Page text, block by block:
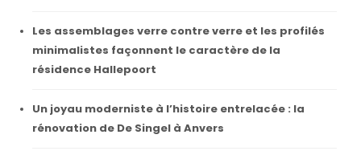
Les assemblages verre contre verre et les profilés
minimalistes façonnent le caractère de la
résidence Hallepoort
Un joyau moderniste à l’histoire entrelacée : la
rénovation de De Singel à Anvers